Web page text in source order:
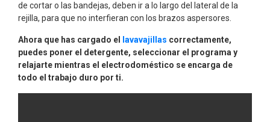
de cortar o las bandejas, deben ir a lo largo del lateral de la
rejilla, para que no interfieran con los brazos aspersores.
Ahora que has cargado el lavavajillas correctamente,
puedes poner el detergente, seleccionar el programa y
relajarte mientras el electrodoméstico se encarga de
todo el trabajo duro por ti.